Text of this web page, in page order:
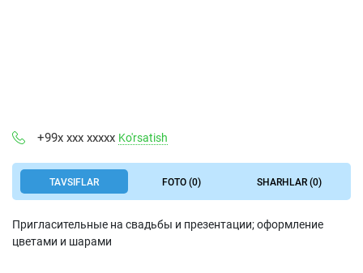
+99x xxx xxxxx Ko'rsatish
TAVSIFLAR FOTO (0) SHARHLAR (0)
Пригласительные на свадьбы и презентации; оформление
цветами и шарами